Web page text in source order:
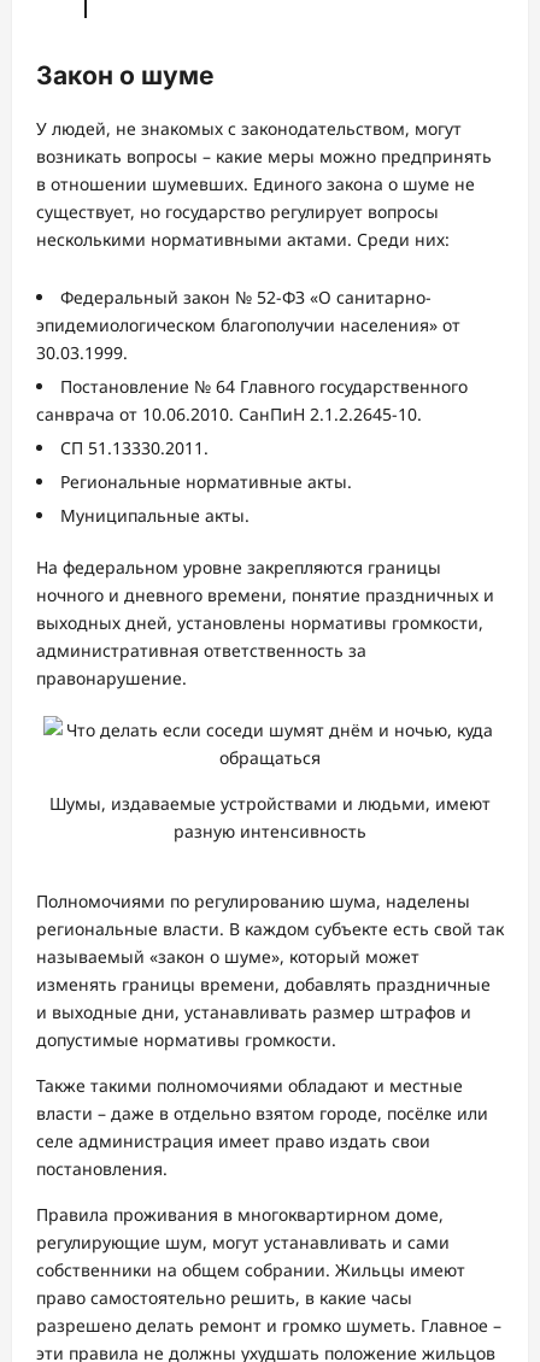
Закон о шуме
У людей, не знакомых с законодательством, могут
возникать вопросы – какие меры можно предпринять
в отношении шумевших. Единого закона о шуме не
существует, но государство регулирует вопросы
несколькими нормативными актами. Среди них:
Федеральный закон № 52-ФЗ «О санитарно-
эпидемиологическом благополучии населения» от
30.03.1999.
Постановление № 64 Главного государственного
санврача от 10.06.2010. СанПиН 2.1.2.2645-10.
СП 51.13330.2011.
Региональные нормативные акты.
Муниципальные акты.
На федеральном уровне закрепляются границы
ночного и дневного времени, понятие праздничных и
выходных дней, установлены нормативы громкости,
административная ответственность за
правонарушение.
Шумы, издаваемые устройствами и людьми, имеют
разную интенсивность
Полномочиями по регулированию шума, наделены
региональные власти. В каждом субъекте есть свой так
называемый «закон о шуме», который может
изменять границы времени, добавлять праздничные
и выходные дни, устанавливать размер штрафов и
допустимые нормативы громкости.
Также такими полномочиями обладают и местные
власти – даже в отдельно взятом городе, посёлке или
селе администрация имеет право издать свои
постановления.
Правила проживания в многоквартирном доме,
регулирующие шум, могут устанавливать и сами
собственники на общем собрании. Жильцы имеют
право самостоятельно решить, в какие часы
разрешено делать ремонт и громко шуметь. Главное –
эти правила не должны ухудшать положение жильцов